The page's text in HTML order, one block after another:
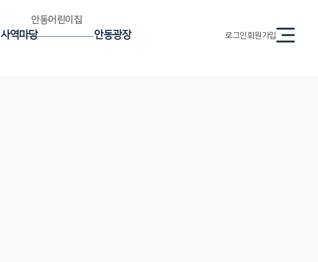
사역마당 안동광장 로그인회원가입
안동어린이집